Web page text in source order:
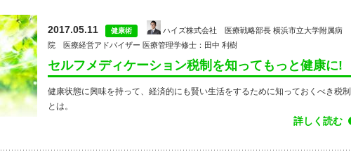
2017.05.11 健康術
ハイズ株式会社 医療戦略部長 横浜市立大学附属病
院 医療経営アドバイザー 医療管理学修士：田中 利樹
セルフメディケーション税制を知ってもっと健康に!
健康状態に興味を持って、経済的にも賢い生活をするために知っておくべき税制
とは。
詳しく読む